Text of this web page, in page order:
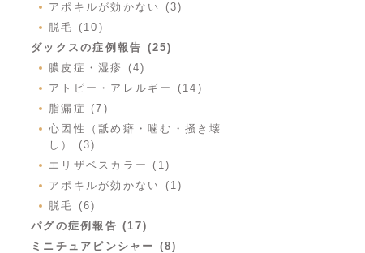
アポキルが効かない (3)
脱毛 (10)
ダックスの症例報告 (25)
膿皮症・湿疹 (4)
アトピー・アレルギー (14)
脂漏症 (7)
心因性（舐め癖・噛む・掻き壊
し） (3)
エリザベスカラー (1)
アポキルが効かない (1)
脱毛 (6)
パグの症例報告 (17)
ミニチュアピンシャー (8)